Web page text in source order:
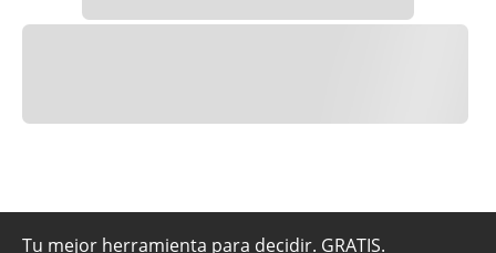
Tu mejor herramienta para decidir. GRATIS.